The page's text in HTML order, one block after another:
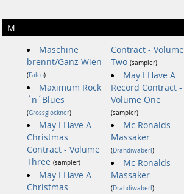
M
Maschine
brennt/Ganz Wien
(Falco)
Maximum Rock
´n´Blues
(Grossglockner)
May I Have A
Christmas
Contract - Volume
Three (sampler)
May I Have A
Christmas
Contract - Volume
Two (sampler)
May I Have A
Record Contract -
Volume One
(sampler)
Mc Ronalds
Massaker
(Drahdiwaberl)
Mc Ronalds
Massaker
(Drahdiwaberl)